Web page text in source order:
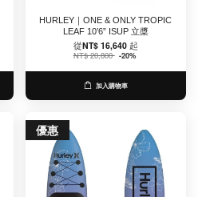
HURLEY｜ONE & ONLY TROPIC
LEAF 10’6” ISUP 立槳
從NT$ 16,640 起
NT$ 20,800 -20%
加入購物車
優惠